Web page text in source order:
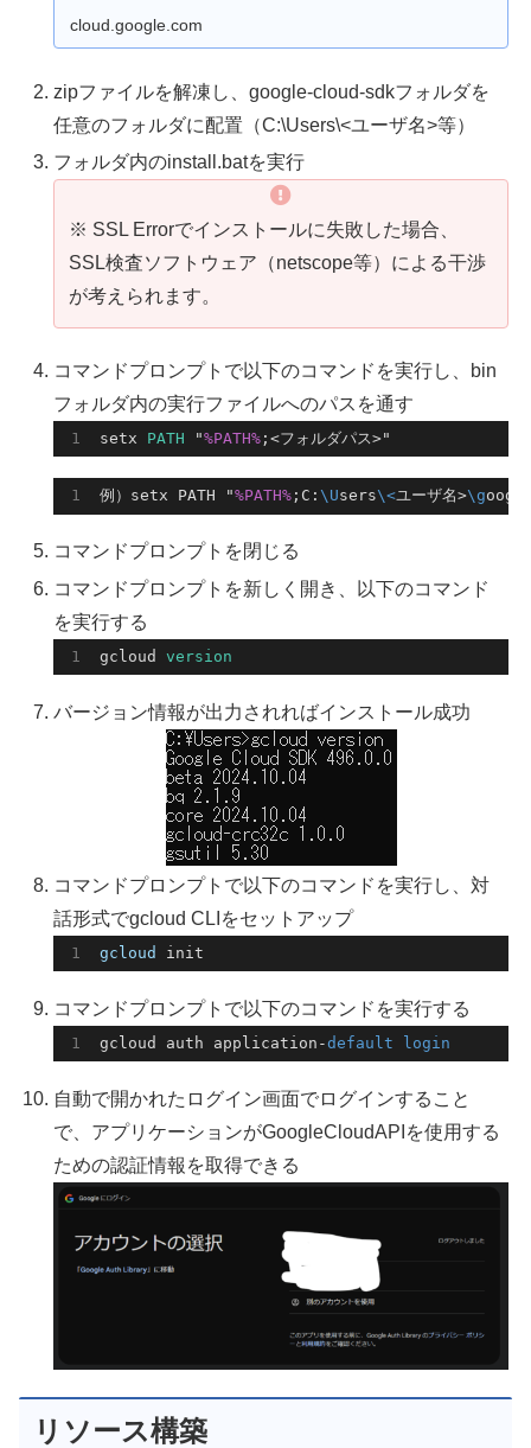
cloud.google.com
zipファイルを解凍し、google-cloud-sdkフォルダを
任意のフォルダに配置（C:\Users\<ユーザ名>等）
フォルダ内のinstall.batを実行
※ SSL Errorでインストールに失敗した場合、
SSL検査ソフトウェア（netscope等）による干渉
が考えられます。
コマンドプロンプトで以下のコマンドを実行し、bin
フォルダ内の実行ファイルへのパスを通す
setx PATH "%PATH%;<フォルダパス>"
例）setx PATH "%PATH%;C: \Users\<ユーザ名>\g
コマンドプロンプトを閉じる
コマンドプロンプトを新しく開き、以下のコマンド
を実行する
gcloud version
バージョン情報が出力されればインストール成功
コマンドプロンプトで以下のコマンドを実行し、対
話形式でgcloud CLIをセットアップ
gcloud init
コマンドプロンプトで以下のコマンドを実行する
gcloud auth application-default login
自動で開かれたログイン画面でログインすること
で、アプリケーションがGoogleCloudAPIを使用する
ための認証情報を取得できる
リソース構築